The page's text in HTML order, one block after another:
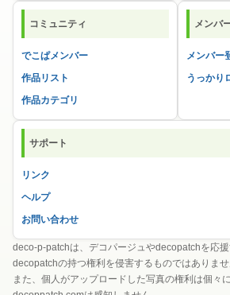
コミュニティ
でこぱメンバー
作品リスト
作品カテゴリ
メンバ
メンバー
うっかり
サポート
リンク
ヘルプ
お問い合わせ
deco-p-patchは、デコパージュやdecopatchを応援
decopatchの持つ権利を侵害するものではありませ
また、個人がアップロードした写真の権利は個々